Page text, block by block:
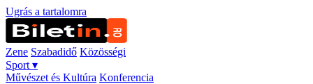
Ugrás a tartalomra
Zene Szabadidő Közösségi
Sport ▾
Művészet és Kultúra Konferencia